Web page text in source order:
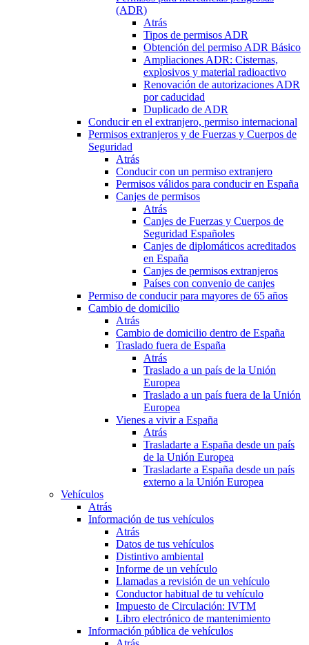
(ADR)
Atrás
Tipos de permisos ADR
Obtención del permiso ADR Básico
Ampliaciones ADR: Cisternas,
explosivos y material radioactivo
Renovación de autorizaciones ADR
por caducidad
Duplicado de ADR
Conducir en el extranjero, permiso internacional
Permisos extranjeros y de Fuerzas y Cuerpos de
Seguridad
Atrás
Conducir con un permiso extranjero
Permisos válidos para conducir en España
Canjes de permisos
Atrás
Canjes de Fuerzas y Cuerpos de
Seguridad Españoles
Canjes de diplomáticos acreditados
en España
Canjes de permisos extranjeros
Países con convenio de canjes
Permiso de conducir para mayores de 65 años
Cambio de domicilio
Atrás
Cambio de domicilio dentro de España
Traslado fuera de España
Atrás
Traslado a un país de la Unión
Europea
Traslado a un país fuera de la Unión
Europea
Vienes a vivir a España
Atrás
Trasladarte a España desde un país
de la Unión Europea
Trasladarte a España desde un país
externo a la Unión Europea
Vehículos
Atrás
Información de tus vehículos
Atrás
Datos de tus vehículos
Distintivo ambiental
Informe de un vehículo
Llamadas a revisión de un vehículo
Conductor habitual de tu vehículo
Impuesto de Circulación: IVTM
Libro electrónico de mantenimiento
Información pública de vehículos